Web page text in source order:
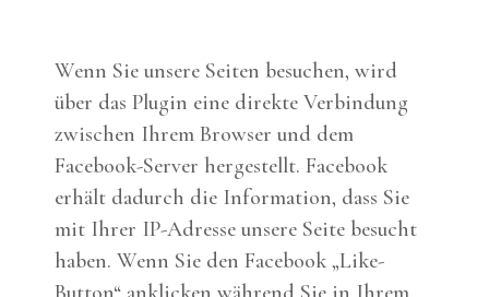
Wenn Sie unsere Seiten besuchen, wird
über das Plugin eine direkte Verbindung
zwischen Ihrem Browser und dem
Facebook-Server hergestellt. Facebook
erhält dadurch die Information, dass Sie
mit Ihrer IP-Adresse unsere Seite besucht
haben. Wenn Sie den Facebook „Like-